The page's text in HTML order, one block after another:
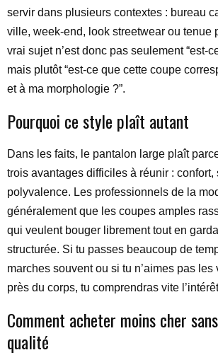
servir dans plusieurs contextes : bureau
ville, week-end, look streetwear ou tenue
vrai sujet n’est donc pas seulement “est-
mais plutôt “est-ce que cette coupe
et à ma morphologie ?”.
Pourquoi ce style plaît autant
Dans les faits, le pantalon large plaît
trois avantages difficiles à réunir : confort,
polyvalence. Les professionnels de la
généralement que les coupes amples
qui veulent bouger librement tout en
structurée. Si tu passes beaucoup de
marches souvent ou si tu n’aimes pas les
près du corps, tu comprendras vite
Comment acheter moins cher
qualité